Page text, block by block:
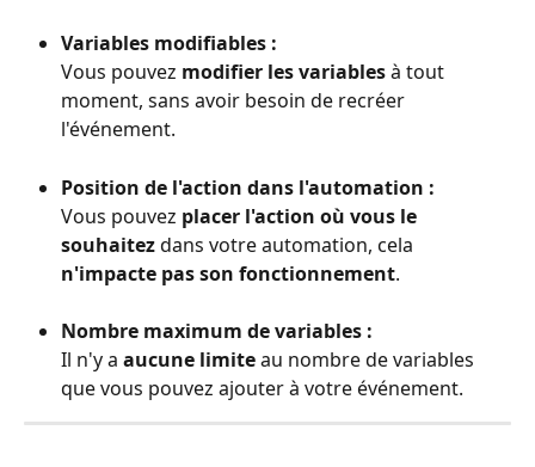
Variables modifiables :
Vous pouvez modifier les variables à tout
moment, sans avoir besoin de recréer
l'événement.
Position de l'action dans l'automation :
Vous pouvez placer l'action où vous le
souhaitez dans votre automation, cela
n'impacte pas son fonctionnement.
Nombre maximum de variables :
Il n'y a aucune limite au nombre de variables
que vous pouvez ajouter à votre événement.